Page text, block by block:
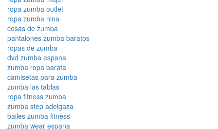
ropa zumba outlet
ropa zumba nina
cosas de zumba
pantalones zumba baratos
ropas de zumba
dvd zumba espana
zumba ropa barata
camisetas para zumba
zumba las tablas
ropa fitness zumba
zumba step adelgaza
bailes zumba fitness
zumba wear espana